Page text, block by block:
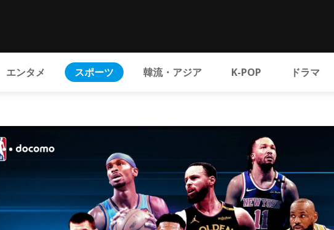
エンタメ スポーツ 韓流・アジア K-POP ドラマ